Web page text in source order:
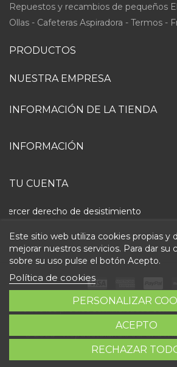
Repuestos y recambios de pequeños
Ollas - Cafeteras Aspiradora - Termos -
PRODUCTOS
NUESTRA EMPRESA
INFORMACIÓN DE LA TIENDA
Este sitio web utiliza cookies propias y
mejorar nuestros servicios. Para dar su
sobre su uso pulse el botón Acepto.
Política de cookies
PERSONALIZAR
RECHAZAR
ACEPTO
INFORMACIÓN
TU CUENTA
Ejercer derecho de desistimiento
Todos los precios son indicados con
© 2026 - Repuestolandia.es. Una
Abastec S.L. Diseño web: